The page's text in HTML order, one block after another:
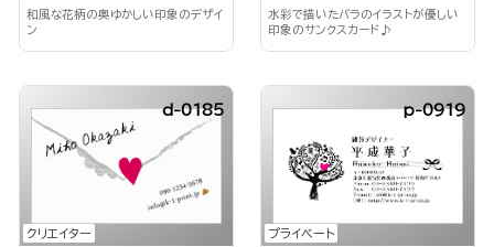
和風な花柄の奥ゆかしい印象のデザイ
ン
水彩で描いたバラのイラストが優しい
印象のサンクスカード♪
クリエイター
d-0185
プライベート
p-0919